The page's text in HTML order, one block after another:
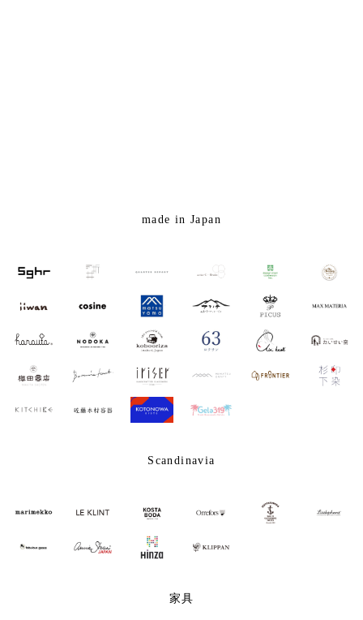
made in Japan
Scandinavia
家具